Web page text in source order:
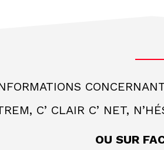
C’ CLAIR C’ NET,
OU SUR